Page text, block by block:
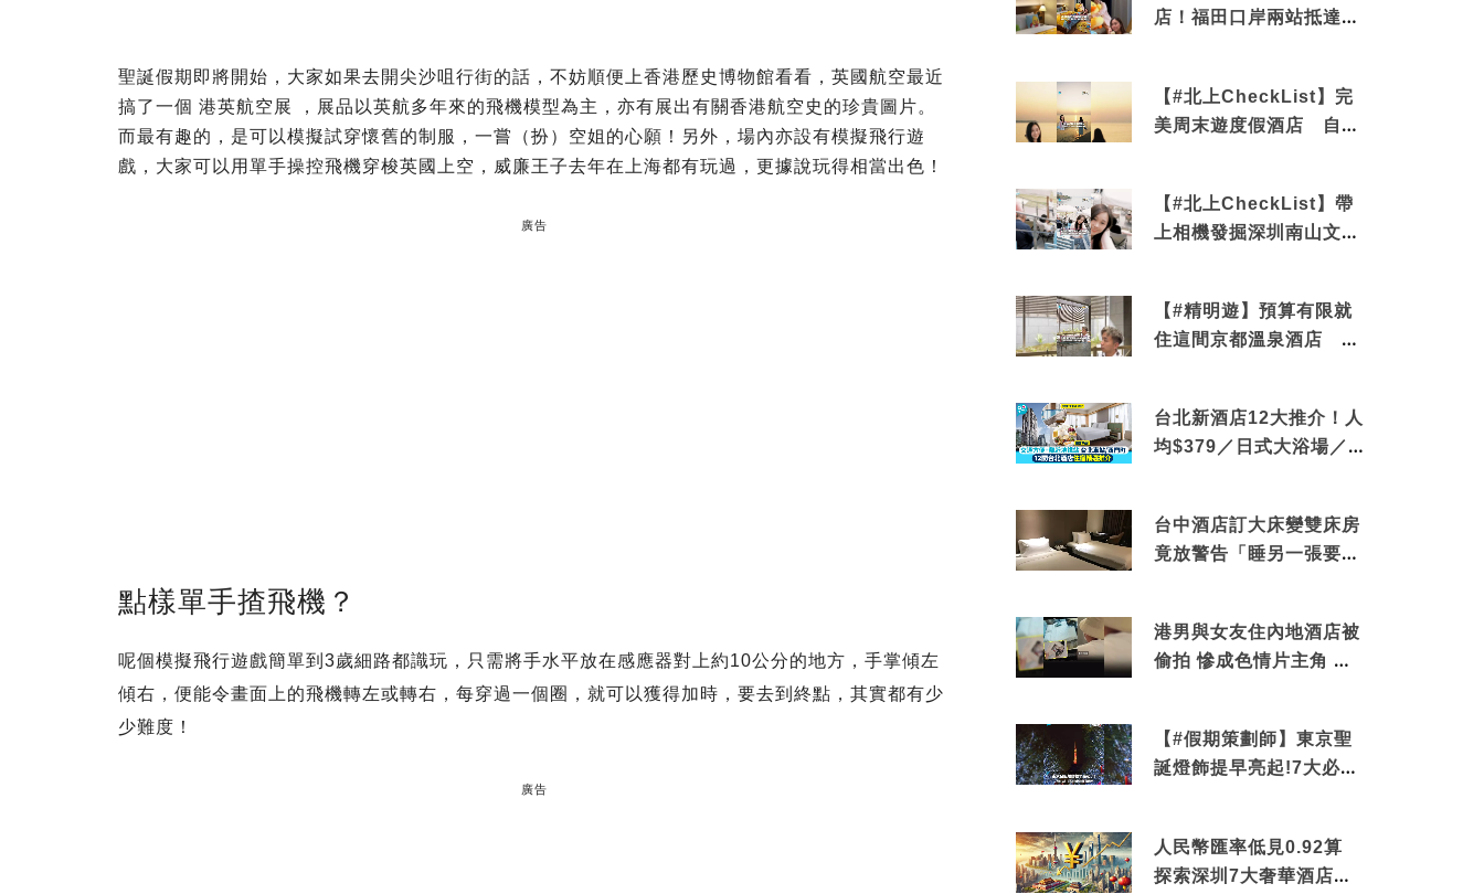
聖誕假期即將開始，大家如果去開尖沙咀行街的話，不妨順便上香港歷史博物館看看，英國航空最近
搞了一個 港英航空展 ，展品以英航多年來的飛機模型為主，亦有展出有關香港航空史的珍貴圖片。
而最有趣的，是可以模擬試穿懷舊的制服，一嘗（扮）空姐的心願！另外，場內亦設有模擬飛行遊
戲，大家可以用單手操控飛機穿梭英國上空，威廉王子去年在上海都有玩過，更據說玩得相當出色！
廣告
點樣單手揸飛機？
呢個模擬飛行遊戲簡單到3歲細路都識玩，只需將手水平放在感應器對上約10公分的地方，手掌傾左
傾右，便能令畫面上的飛機轉左或轉右，每穿過一個圈，就可以獲得加時，要去到終點，其實都有少
少難度！
廣告
店！福田口岸兩站抵達
【#北上CheckList】完
美周末遊度假酒店 自帶
【#北上CheckList】帶
上相機發掘深圳南山文藝
【#精明遊】預算有限就
住這間京都溫泉酒店 車
台北新酒店12大推介！人
均$379／日式大浴場／1
台中酒店訂大床變雙床房
竟放警告「睡另一張要加
港男與女友住內地酒店被
偷拍 慘成色情片主角 鏡
【#假期策劃師】東京聖
誕燈飾提早亮起!7大必去
人民幣匯率低見0.92算
探索深圳7大奢華酒店體